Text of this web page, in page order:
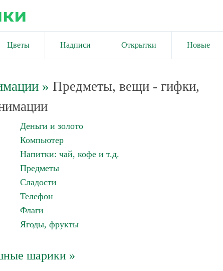
Цветы Надписи Открытки Новые
» Предметы, вещи - гифки,
Деньги и золото
Компьютер
Напитки: чай, кофе и т.д.
Предметы
Сладости
Телефон
Флаги
Ягоды, фрукты
шарики »